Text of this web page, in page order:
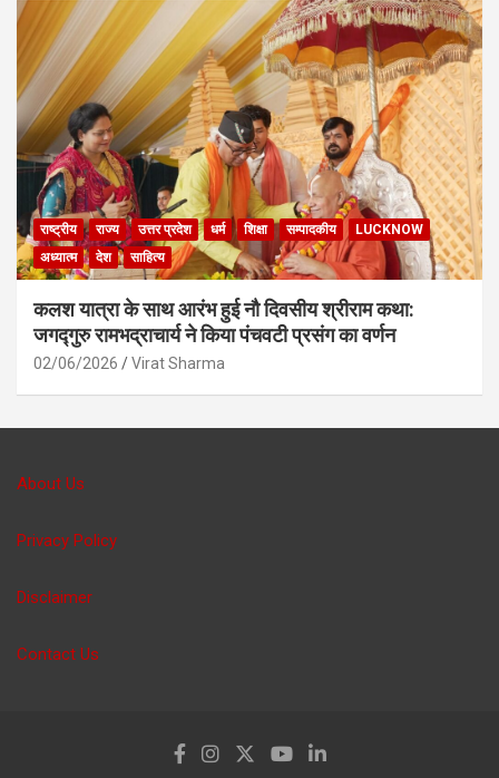
राष्ट्रीय राज्य उत्तर प्रदेश धर्म शिक्षा सम्पादकीय
LUCKNOW
अध्यात्म
देश साहित्य
कलश यात्रा के साथ आरंभ हुई नौ दिवसीय श्रीराम कथा:
जगद्गुरु रामभद्राचार्य ने किया पंचवटी प्रसंग का वर्णन
02/06/2026 Virat Sharma
About Us
Privacy Policy
Disclaimer
Contact Us